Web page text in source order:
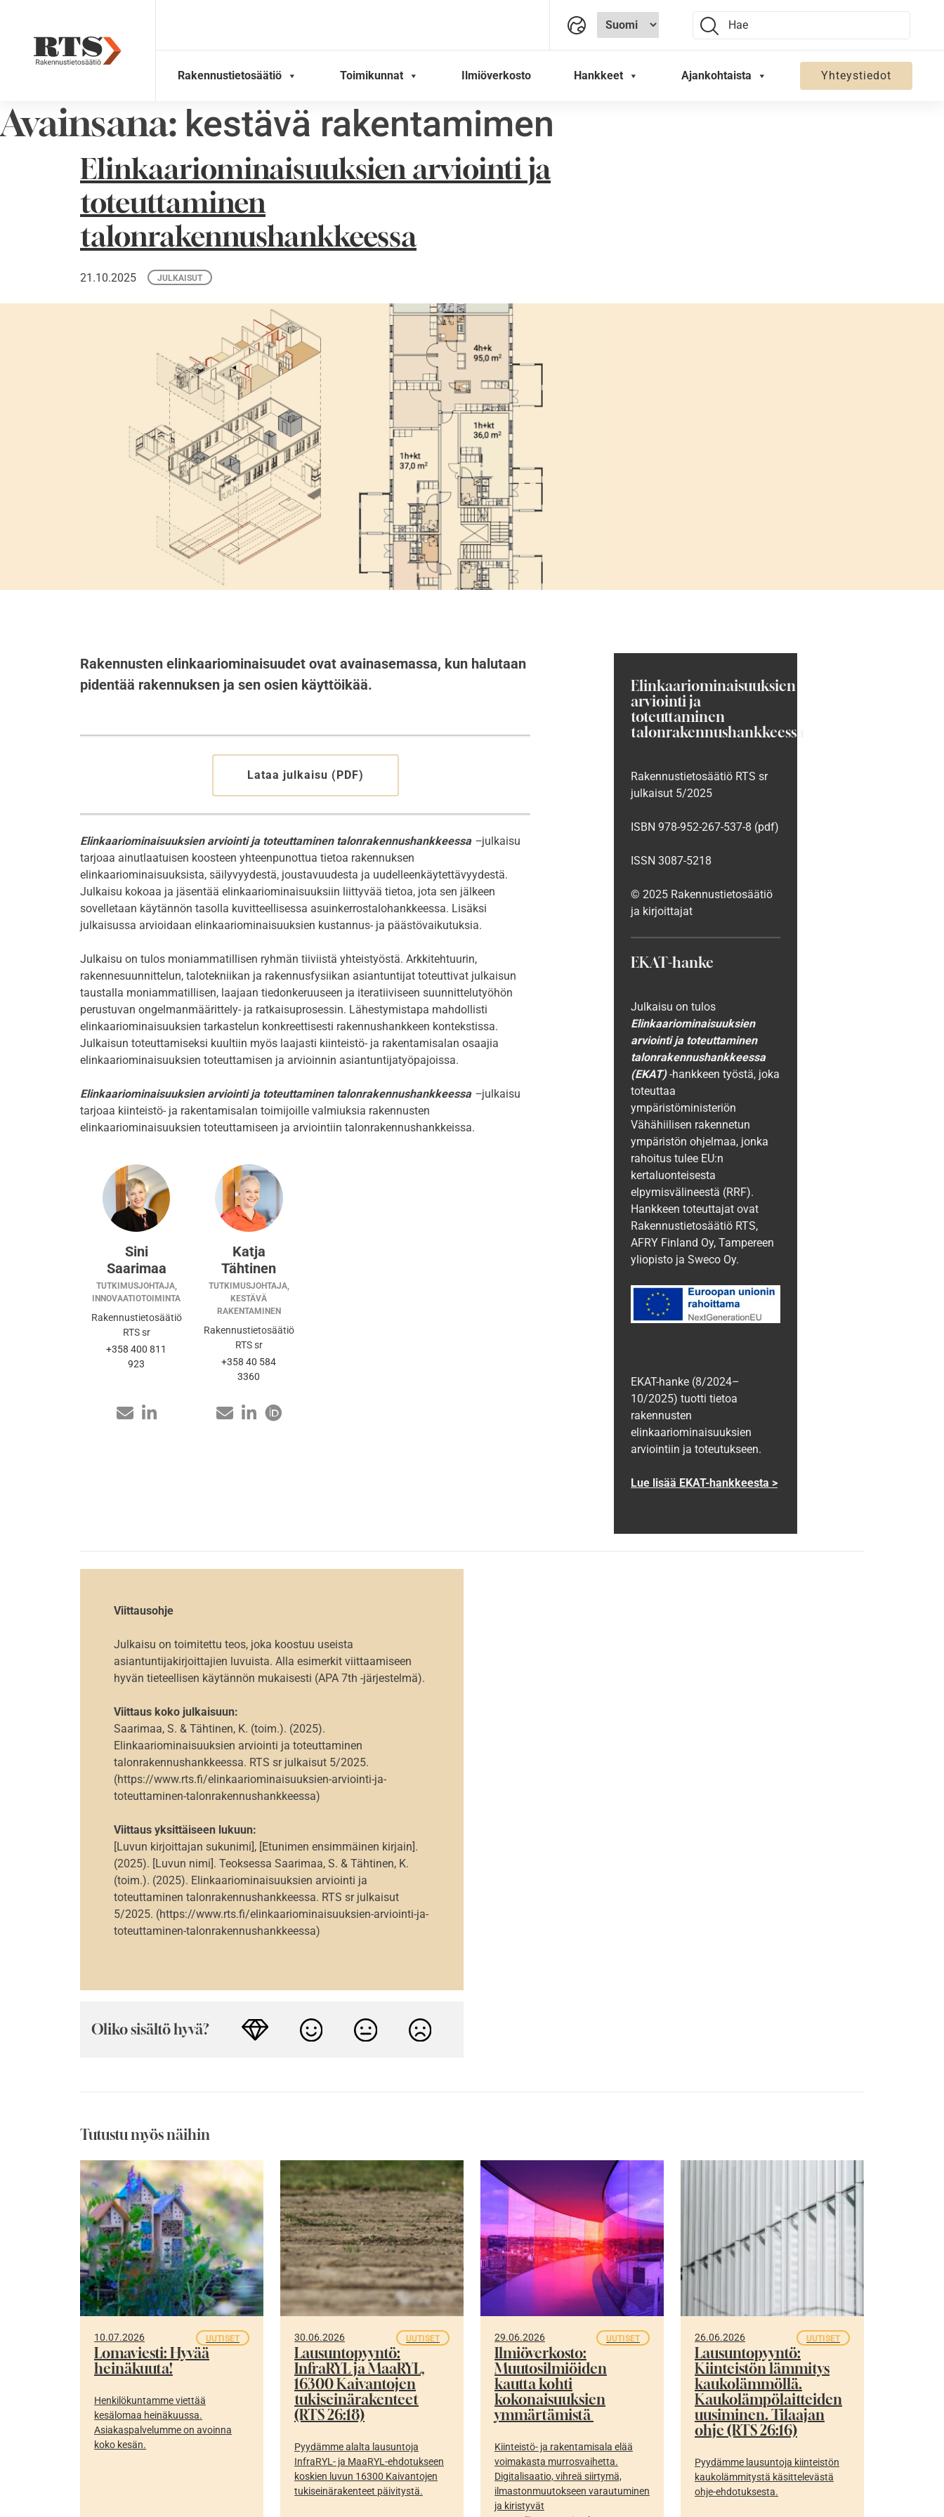
content
Search:
Rakennustietosäätiö Toimikunnat Ilmiöverkosto Hankkeet Ajankohtaista Yhteystiedot
Avainsana: kestävä rakentamimen
Elinkaariominaisuuksien arviointi ja
toteuttaminen
talonrakennushankkeessa
21.10.2025 JULKAISUT
Rakennusten elinkaariominaisuudet ovat avainasemassa, kun halutaan
pidentää rakennuksen ja sen osien käyttöikää.
Lataa julkaisu (PDF)
Elinkaariominaisuuksien arviointi ja toteuttaminen talonrakennushankkeessa–julkaisu
tarjoaa ainutlaatuisen koosteen yhteenpunottua tietoa rakennuksen
elinkaariominaisuuksista, säilyvyydestä, joustavuudesta ja uudelleenkäytettävyydestä.
Julkaisu kokoaa ja jäsentää elinkaariominaisuuksiin liittyvää tietoa, jota sen jälkeen
sovelletaan käytännön tasolla kuvitteellisessa asuinkerrostalohankkeessa. Lisäksi
julkaisussa arvioidaan elinkaariominaisuuksien kustannus- ja päästövaikutuksia.
Julkaisu on tulos moniammatillisen ryhmän tiiviistä yhteistyöstä. Arkkitehtuurin,
rakennesuunnittelun, talotekniikan ja rakennusfysiikan asiantuntijat toteuttivat julkaisun
taustalla moniammatillisen, laajaan tiedonkeruuseen ja iteratiiviseen suunnittelutyöhön
perustuvan ongelmanmäärittely- ja ratkaisuprosessin. Lähestymistapa mahdollisti
elinkaariominaisuuksien tarkastelun konkreettisesti rakennushankkeen kontekstissa.
Julkaisun toteuttamiseksi kuultiin myös laajasti kiinteistö- ja rakentamisalan osaajia
elinkaariominaisuuksien toteuttamisen ja arvioinnin asiantuntijatyöpajoissa.
Elinkaariominaisuuksien arviointi ja toteuttaminen talonrakennushankkeessa–julkaisu
tarjoaa kiinteistö- ja rakentamisalan toimijoille valmiuksia rakennusten
elinkaariominaisuuksien toteuttamiseen ja arviointiin talonrakennushankkeissa.
Sini
Saarimaa
TUTKIMUSJOHTAJA,
INNOVAATIOTOIMINTA
Rakennustietosäätiö
RTS sr
+358 400 811
923
Katja
Tähtinen
TUTKIMUSJOHTAJA,
KESTÄVÄ
RAKENTAMINEN
Rakennustietosäätiö
RTS sr
+358 40 584
3360
Elinkaariominaisuuksien
arviointi ja
toteuttaminen
talonrakennushankkeessa
Rakennustietosäätiö RTS sr
julkaisut 5/2025
ISBN 978-952-267-537-8 (pdf)
ISSN 3087-5218
© 2025 Rakennustietosäätiö
ja kirjoittajat
EKAT-hanke
Julkaisu on tulos
Elinkaariominaisuuksien
arviointi ja toteuttaminen
talonrakennushankkeessa
(EKAT)-hankkeen työstä, joka
toteuttaa
ympäristöministeriön
Vähähiilisen rakennetun
ympäristön ohjelmaa, jonka
rahoitus tulee EU:n
kertaluonteisesta
elpymisvälineestä (RRF).
Hankkeen toteuttajat ovat
Rakennustietosäätiö RTS,
AFRY Finland Oy, Tampereen
yliopisto ja Sweco Oy.
EKAT-hanke (8/2024–
10/2025) tuotti tietoa
rakennusten
elinkaariominaisuuksien
arviointiin ja toteutukseen.
Lue lisää EKAT-hankkeesta >
Viittausohje
Julkaisu on toimitettu teos, joka koostuu useista
asiantuntijakirjoittajien luvuista. Alla esimerkit viittaamiseen
hyvän tieteellisen käytännön mukaisesti (APA 7th -järjestelmä).
Viittaus koko julkaisuun:
Saarimaa, S. & Tähtinen, K. (toim.). (2025).
Elinkaariominaisuuksien arviointi ja toteuttaminen
talonrakennushankkeessa. RTS sr julkaisut 5/2025.
(https://www.rts.fi/elinkaariominaisuuksien-arviointi-ja-
toteuttaminen-talonrakennushankkeessa)
Viittaus yksittäiseen lukuun:
[Luvun kirjoittajan sukunimi], [Etunimen ensimmäinen kirjain].
(2025). [Luvun nimi]. Teoksessa Saarimaa, S. & Tähtinen, K.
(toim.). (2025). Elinkaariominaisuuksien arviointi ja
toteuttaminen talonrakennushankkeessa. RTS sr julkaisut
5/2025. (https://www.rts.fi/elinkaariominaisuuksien-arviointi-ja-
toteuttaminen-talonrakennushankkeessa)
Oliko sisältö hyvä?
Tutustu myös näihin
10.07.2026 UUTISET
Lomaviesti: Hyvää
heinäkuuta!
Henkilökuntamme viettää
kesälomaa heinäkuussa.
Asiakaspalvelumme on avoinna
koko kesän.
30.06.2026 UUTISET
Lausuntopyyntö:
InfraRYL ja MaaRYL,
16300 Kaivantojen
tukiseinärakenteet
(RTS 26:18)
Pyydämme alalta lausuntoja
InfraRYL- ja MaaRYL-ehdotukseen
koskien luvun 16300 Kaivantojen
tukiseinärakenteet päivitystä.
29.06.2026 UUTISET
Ilmiöverkosto:
Muutosilmiöiden
kautta kohti
kokonaisuuksien
ymmärtämistä
Kiinteistö- ja rakentamisala elää
voimakasta murrosvaihetta.
Digitalisaatio, vihreä siirtymä,
ilmastonmuutokseen varautuminen
ja kiristyvät
26.06.2026 UUTISET
Lausuntopyyntö:
Kiinteistön lämmitys
kaukolämmöllä.
Kaukolämpölaitteiden
uusiminen. Tilaajan
ohje (RTS 26:16)
Pyydämme lausuntoja kiinteistön
kaukolämmitystä käsittelevästä
ohje-ehdotuksesta.